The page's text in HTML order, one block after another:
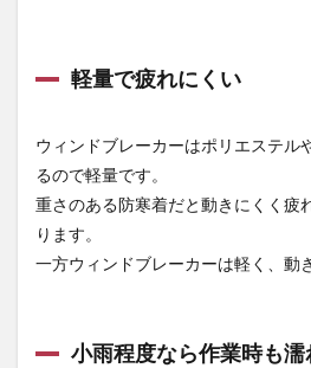
3.2
ると
撥水
機能
が低
下す
能性
4
軽量で疲れにくい
ウィンドブレーカーはポリエステル
るので軽量です。
重さのある防寒着だと動きにくく疲
ります。
一方ウィンドブレーカーは軽く、動
小雨程度なら作業時も